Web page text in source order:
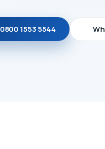
0800 1553 5544